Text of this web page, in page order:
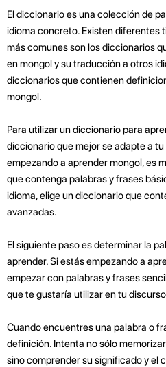
El diccionario es una colección de
idioma concreto. Existen diferentes
más comunes son los diccionarios
en mongol y su traducción a otros
diccionarios que contienen
mongol.
Para utilizar un diccionario para
diccionario que mejor se adapte a
empezando a aprender mongol, es
que contenga palabras y frases
idioma, elige un diccionario que
avanzadas.
El siguiente paso es determinar la
aprender. Si estás empezando a
empezar con palabras y frases
que te gustaría utilizar en tu
Cuando encuentres una palabra o
definición. Intenta no sólo
sino comprender su significado y el